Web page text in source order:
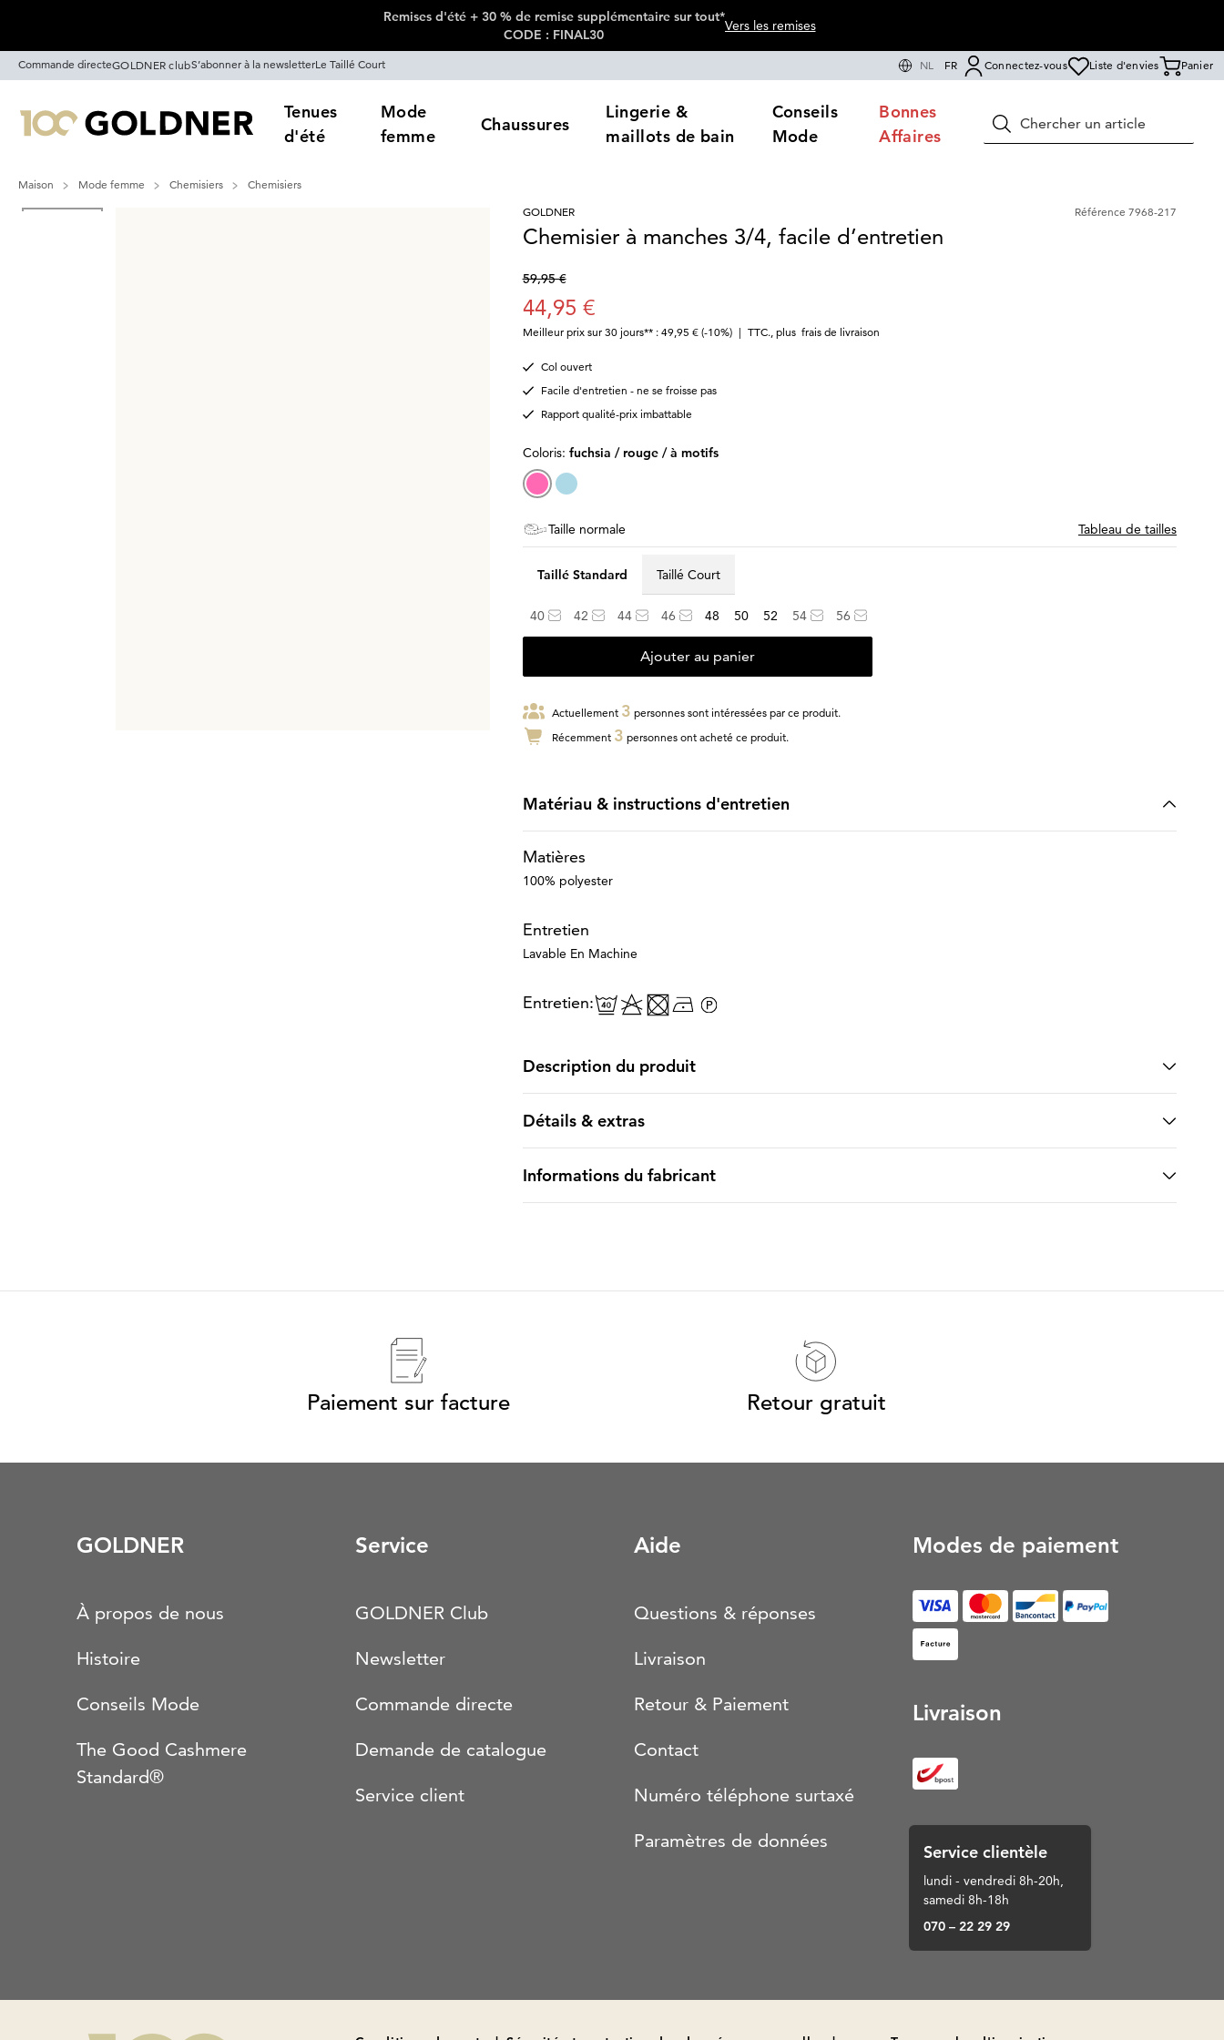
Remises d'été + 30 % de remise supplémentaire sur tout*
CODE : FINAL30
Vers les remises
Commande directeGOLDNER clubS’abonner à la newsletterLe Taillé Court NL FR Connectez-vous Liste d'envies Panier
Tenues
d'été
Mode
femme
Chaussures
Lingerie &
maillots de bain
Conseils
Mode
Bonnes
Affaires
Rechercher
Maison Mode femme Chemisiers
Chemisiers
GOLDNER
Référence 7968-217
Chemisier à manches 3/4, facile d’entretien
59,95 €
44,95 €
Meilleur prix sur 30 jours** : 49,95 € (-10%) | TTC., plus frais de livraison
Col ouvert
Facile d'entretien - ne se froisse pas
Rapport qualité-prix imbattable
Coloris: fuchsia / rouge / à motifs
Taille normale Tableau de tailles
Taillé Standard Taillé Court
40 42 44 46 48 50 52 54 56
Ajouter au panier
Actuellement 3 personnes sont intéressées par ce produit.
Récemment 3 personnes ont acheté ce produit.
Matériau & instructions d'entretien
Matières
100% polyester
Entretien
Lavable En Machine
Entretien:
Description du produit
Détails & extras
Informations du fabricant
Paiement sur facture Retour gratuit
GOLDNER
À propos de nous
Histoire
Conseils Mode
The Good Cashmere
Standard®
Service
GOLDNER Club
Newsletter
Commande directe
Demande de catalogue
Service client
Aide
Questions & réponses
Livraison
Retour & Paiement
Contact
Numéro téléphone surtaxé
Paramètres de données
Modes de paiement
Facture (S’ouvre dans un nouvel onglet)
Livraison
Service clientèle
lundi - vendredi 8h-20h,
samedi 8h-18h
070 – 22 29 29